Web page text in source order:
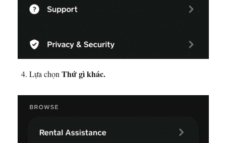
Lựa chọnThứ gì khác.